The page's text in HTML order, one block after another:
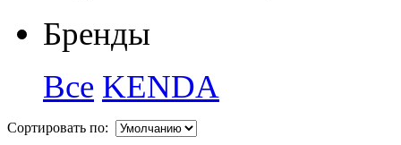
Бренды
Все KENDA
Сортировать по: